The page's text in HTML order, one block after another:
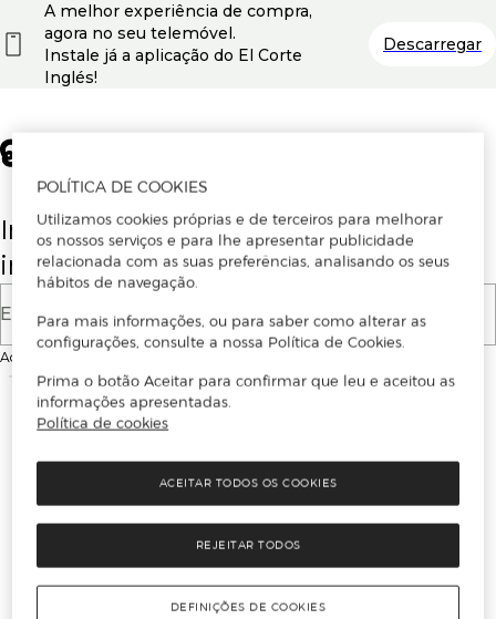
Insira o seu email para se registar ou
iniciar sessão.
E-mail
Ao continuar, aceitas as
A melhor experiência de compra,
agora no seu telemóvel.
Instale já a aplicação do El Corte
Inglés!
Descarregar
POLÍTICA DE COOKIES
Utilizamos cookies próprias e de terceiros para melhorar
os nossos serviços e para lhe apresentar publicidade
relacionada com as suas preferências, analisando os seus
hábitos de navegação.
Para mais informações, ou para saber como alterar as
configurações, consulte a nossa Política de Cookies.
Prima o botão Aceitar para confirmar que leu e aceitou as
informações apresentadas.
Política de cookies
REJEITAR TODOS
ACEITAR TODOS OS COOKIES
DEFINIÇÕES DE COOKIES